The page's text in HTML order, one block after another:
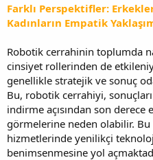
Farklı Perspektifler:
Kadınların Empatik
Robotik cerrahinin toplumda
cinsiyet rollerinden de
genellikle stratejik ve sonuç
Bu, robotik cerrahiyi,
indirme açısından son
görmelerine neden olabilir.
hizmetlerinde yenilikçi
benimsenmesine yol